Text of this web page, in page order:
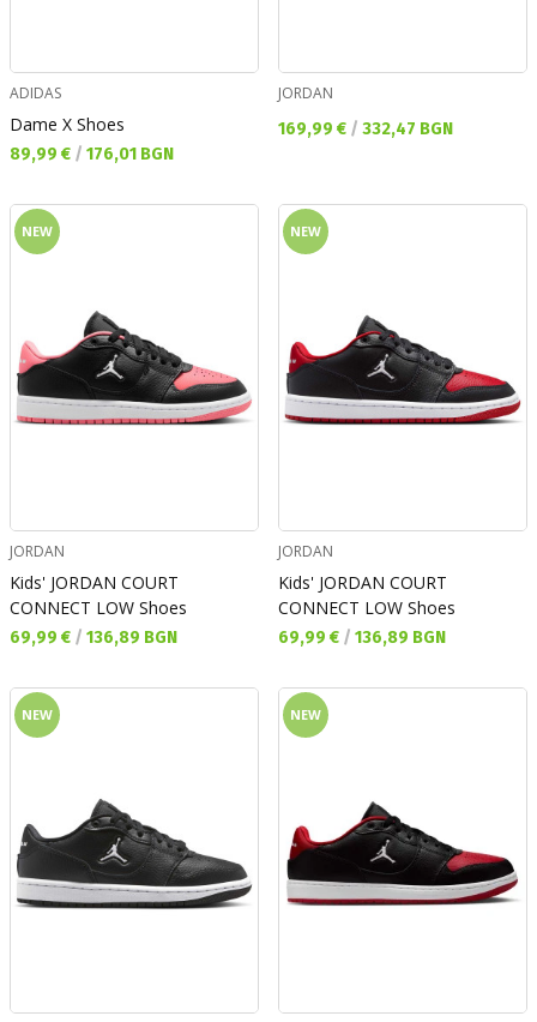
ADIDAS
Dame X Shoes
Текуща цена:
89,99 € / 176,01 BGN
JORDAN
Текуща цена:
169,99 € / 332,47 BGN
NEW
JORDAN
Kids' JORDAN COURT
CONNECT LOW Shoes
Текуща цена:
69,99 € / 136,89 BGN
NEW
JORDAN
Kids' JORDAN COURT
CONNECT LOW Shoes
Текуща цена:
69,99 € / 136,89 BGN
NEW NEW